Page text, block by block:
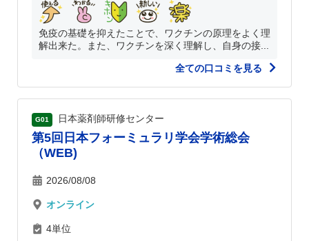
免疫の基礎を抑えたことで、ワクチンの原理をよく理
解出来た。また、ワクチンを深く理解し、自身の接...
全ての口コミを見る
G01 日本薬剤師研修センター
第5回日本フォーミュラリ学会学術総会
（WEB)
2026/08/08
オンライン
4単位